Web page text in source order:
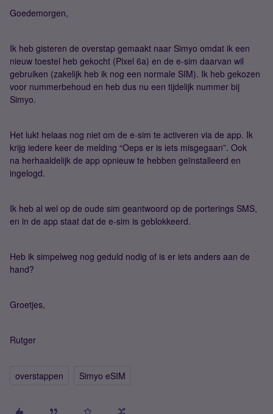
Goedemorgen,
Ik heb gisteren de overstap gemaakt naar Simyo omdat ik een
nieuw toestel heb gekocht (Pixel 6a) en de e-sim daarvan wil
gebruiken (zakelijk heb ik nog een normale SIM). Ik heb gekozen
voor nummerbehoud en heb dus nu een tijdelijk nummer bij
Simyo.
Het lukt helaas nog niet om de e-sim te activeren via de app. Ik
krijg iedere keer de melding “Oeps er is iets misgegaan”. Ook
na herhaaldelijk de app opnieuw te hebben geïnstalleerd en
ingelogd.
Ik heb al wel op de oude sim geantwoord op de porterings SMS,
en in de app staat dat de e-sim is geblokkeerd.
Heb ik simpelweg nog geduld nodig of is er iets anders aan de
hand?
Groetjes,
Rutger
overstappen Simyo eSIM